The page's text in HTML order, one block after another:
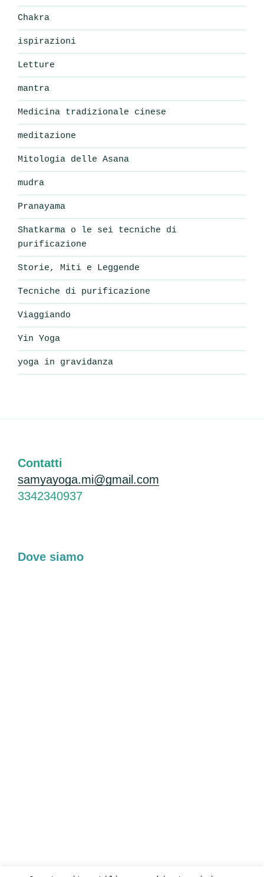
Chakra
ispirazioni
Letture
mantra
Medicina tradizionale cinese
meditazione
Mitologia delle Asana
mudra
Pranayama
Shatkarma o le sei tecniche di
purificazione
Storie, Miti e Leggende
Tecniche di purificazione
Viaggiando
Yin Yoga
yoga in gravidanza
Contatti
samyayoga.mi@gmail.com
3342340937
Dove siamo